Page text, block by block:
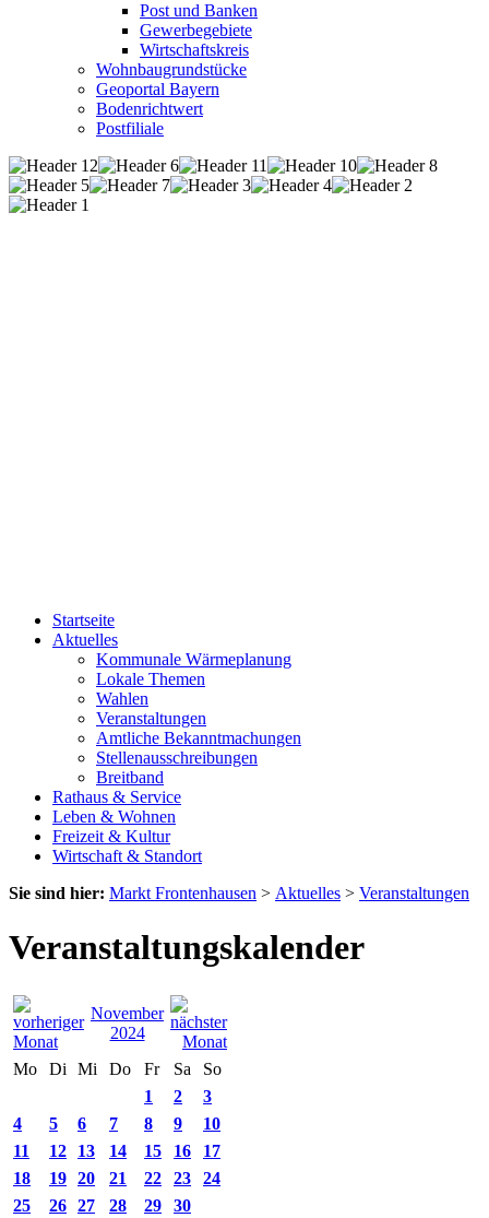
Post und Banken
Gewerbegebiete
Wirtschaftskreis
Wohnbaugrundstücke
Geoportal Bayern
Bodenrichtwert
Postfiliale
Startseite
Aktuelles
Kommunale Wärmeplanung
Lokale Themen
Wahlen
Veranstaltungen
Amtliche Bekanntmachungen
Stellenausschreibungen
Breitband
Rathaus & Service
Leben & Wohnen
Freizeit & Kultur
Wirtschaft & Standort
Sie sind hier: Markt Frontenhausen > Aktuelles > Veranstaltungen
Veranstaltungskalender
November
2024
Mo
Di Mi Do Fr Sa
So
1
2
3
4
5 6 7 8 9
10
11
12 13 14 15 16
17
18
19 20 21 22 23
24
25
26 27 28 29
30